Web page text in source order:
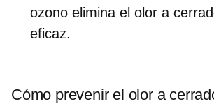
ozono elimina el olor a
eficaz.
Cómo prevenir el olor a